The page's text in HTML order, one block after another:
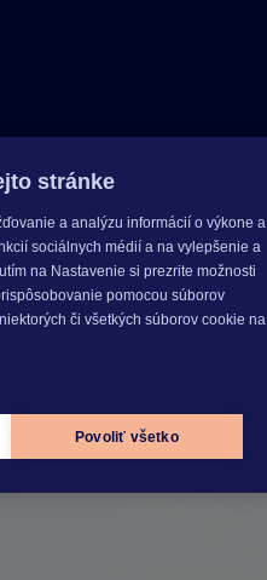
stránke
a analýzu informácií o výkone a
sociálnych médií a na vylepšenie a
na Nastavenie si prezrite možnosti
pomocou súborov
či všetkých súborov cookie na
Povoliť všetko